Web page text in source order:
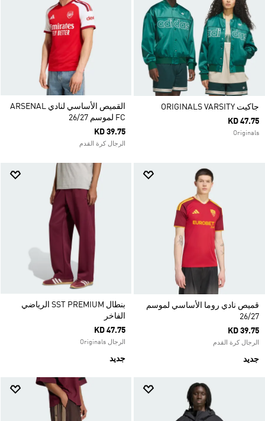
جاكيت ORIGINALS VARSITY
KD 47.75
Originals
القميص الأساسي لنادي ARSENAL
FC لموسم 26/27
KD 39.75
الرجال كرة القدم
قميص نادي روما الأساسي لموسم
26/27
KD 39.75
الرجال كرة القدم
جديد
بنطال SST PREMIUM الرياضي
الفاخر
KD 47.75
الرجال Originals
جديد